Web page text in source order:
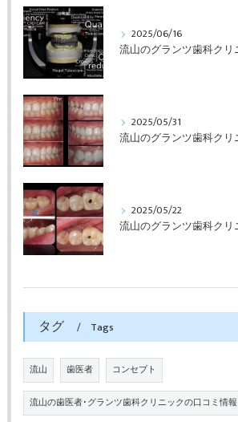
2025/06/16
2025/05/31
2025/05/22
タグ Tags
流山 歯医者 コンセプト
流山の歯医者･グランツ歯科クリニックの口コミ情報